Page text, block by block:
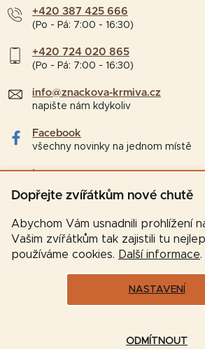
Dopřejte zvířátkům nové chutě
Abychom Vám usnadnili prohlížení
Vašim zvířátkům tak zajistili tu
používáme cookies. Další informace.
NASTAVENÍ
ODMÍTNOUT
+420 387 425 666
(Po - Pá: 7:00 - 16:30)
+420 724 020 865
(Po - Pá: 7:00 - 16:30)
info@znackova-krmiva.cz
napište nám kdykoliv
Facebook
všechny novinky na jednom místě
Instagram
tipy a zajímavosti pro chovatele
Vytvořil Shoptet